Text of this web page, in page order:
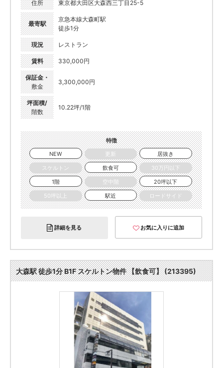
住所 東京都大田区大森西三丁目25-5
最寄駅
京急本線大森町駅
徒歩1分
現況 レストラン
賃料 330,000円
保証金・
敷金
3,300,000円
坪面積/
階数
10.22坪/1階
特徴
NEW
更新
居抜き
スケルトン
飲食可
30万円以下
1階
空中階
20坪以下
50坪以上
駅近 ロードサイド
詳細を見る お気に入りに追加
大森駅 徒歩1分 B1F スケルトン物件 【飲食可】 (213395)